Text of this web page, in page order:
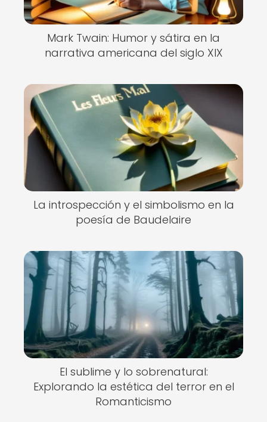
Mark Twain: Humor y sátira en la
narrativa americana del siglo XIX
La introspección y el simbolismo en la
poesía de Baudelaire
El sublime y lo sobrenatural:
Explorando la estética del terror en el
Romanticismo